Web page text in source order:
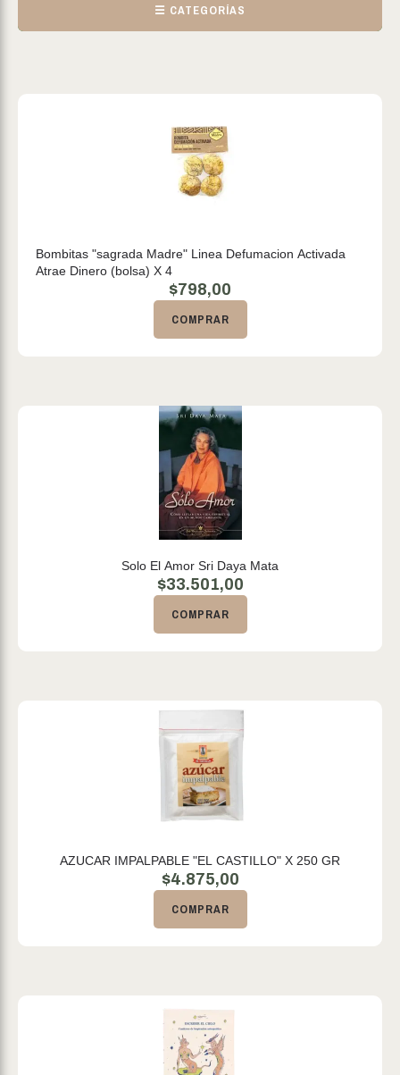
☰ CATEGORÍAS
Bombitas "sagrada Madre" Linea Defumacion Activada
Atrae Dinero (bolsa) X 4
$798,00
COMPRAR
Solo El Amor Sri Daya Mata
$33.501,00
COMPRAR
AZUCAR IMPALPABLE "EL CASTILLO" X 250 GR
$4.875,00
COMPRAR